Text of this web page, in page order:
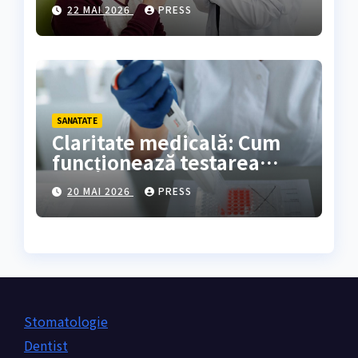
22 MAI 2026 PRESS
SANATATE
Claritate medicală: Cum
funcționează testarea
genetică și cine are
nevoie de ea?
20 MAI 2026 PRESS
Stomatologie
Dentist